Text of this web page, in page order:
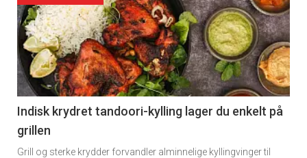
Indisk krydret tandoori-kylling lager du enkelt på
grillen
Grill og sterke krydder forvandler alminnelige kyllingvinger til